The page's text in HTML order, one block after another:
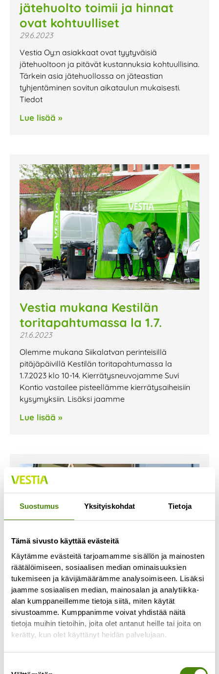
Suostumus Yksityiskohdat Tietoja
Tämä sivusto käyttää evästeitä
Käytämme evästeitä tarjoamamme sisällön ja mainosten
räätälöimiseen, sosiaalisen median ominaisuuksien
tukemiseen ja kävijämäärämme analysoimiseen. Lisäksi
jaamme sosiaalisen median, mainosalan ja analytiikka-
alan kumppaneillemme tietoja siitä, miten käytät
sivustoamme. Kumppanimme voivat yhdistää näitä
tietoja muihin tietoihin, joita olet antanut heille tai joita on
kerätty, kun olet käyttänyt heidän palvelujaan.
jätehuolto toimii ja hinnat
ovat kohtuulliset
29.6.2023
Vestia Oy:n asiakkaat ovat tyytyväisiä
jätehuoltoon ja pitävät kustannuksia kohtuullisina.
Tärkein asia jätehuollossa on jäteastian
tyhjentäminen sovitun aikataulun mukaisesti.
Tiedot
Lue lisää »
Vestia mukana Kestilän
toritapahtumassa la 1.7.
21.6.2023
Olemme mukana Siikalatvan perinteisillä
pitäjäpäivillä Kestilän toritapahtumassa la
1.7.2023 klo 10-14. Kierrätysneuvojamme Suvi
Kontio vastailee pisteellämme kierrätysaiheisiin
kysymyksiin. Lisäksi jaamme
Lue lisää »
Jäteastioiden toimituksissa
viivästyksiä
21.6.2023
Jäteastiatoimituksemme ovat ruuhkautuneet ja